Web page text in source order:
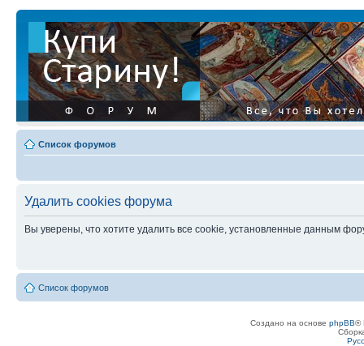
Список форумов
Удалить cookies форума
Вы уверены, что хотите удалить все cookie, установленные данным
Список форумов
Создано на основе phpBB®